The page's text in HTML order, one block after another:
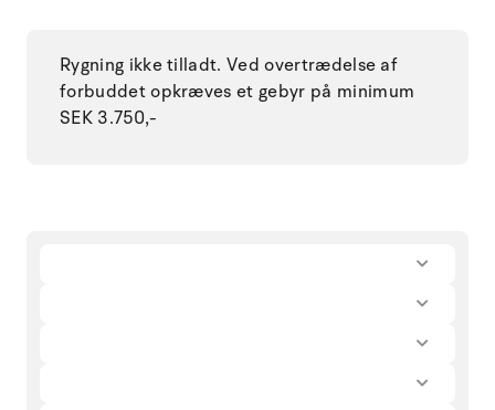
Rygning ikke tilladt. Ved overtrædelse af
forbuddet opkræves et gebyr på minimum
SEK 3.750,-